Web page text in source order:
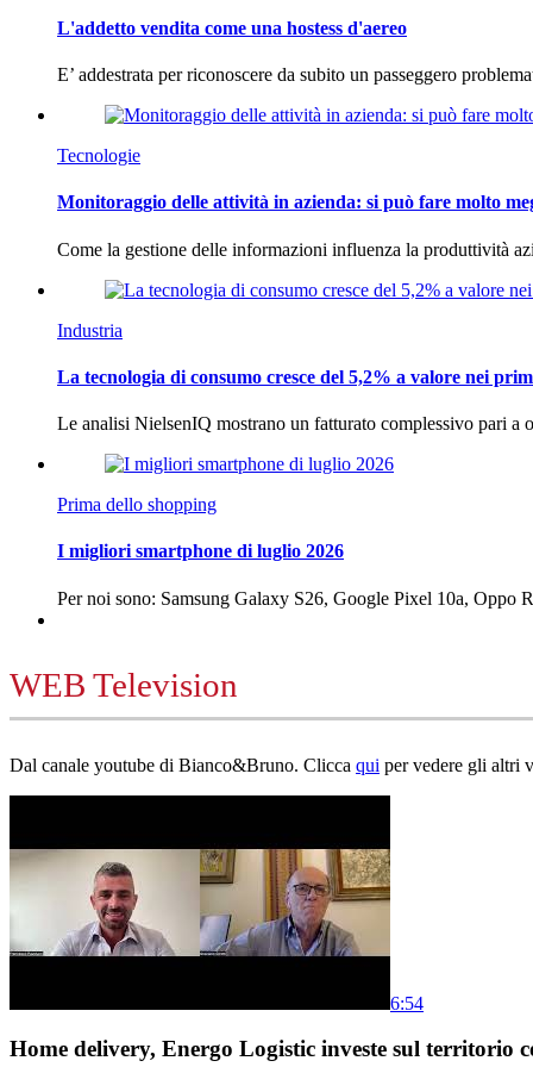
L'addetto vendita come una hostess d'aereo
E’ addestrata per riconoscere da subito un passeggero
Tecnologie
Monitoraggio delle attività in azienda: si può fare molto
Come la gestione delle informazioni influenza la produttività
Industria
La tecnologia di consumo cresce del 5,2% a valore nei
Le analisi NielsenIQ mostrano un fatturato complessivo pari
Prima dello shopping
I migliori smartphone di luglio 2026
Per noi sono: Samsung Galaxy S26, Google Pixel 10a, Oppo
WEB Television
Dal canale youtube di Bianco&Bruno. Clicca qui per vedere gli altri
6:54
Home delivery, Energo Logistic investe sul territorio